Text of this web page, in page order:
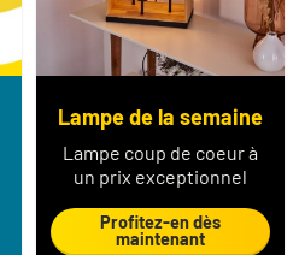
Lampe de la semaine
Lampe coup de coeur à
un prix exceptionnel
Profitez-en dès
maintenant